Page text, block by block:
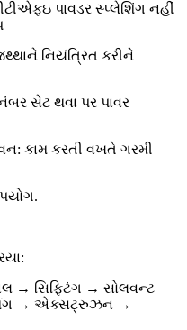
પાવડર સ્પ્લેશિંગ નહીં
નિયંત્રિત કરીને
સેટ થવા પર પાવર
કામ કરતી વખતે ગરમી
→ સિફ્ટિંગ → સોલવન્ટ
→ એક્સટ્રુઝન →